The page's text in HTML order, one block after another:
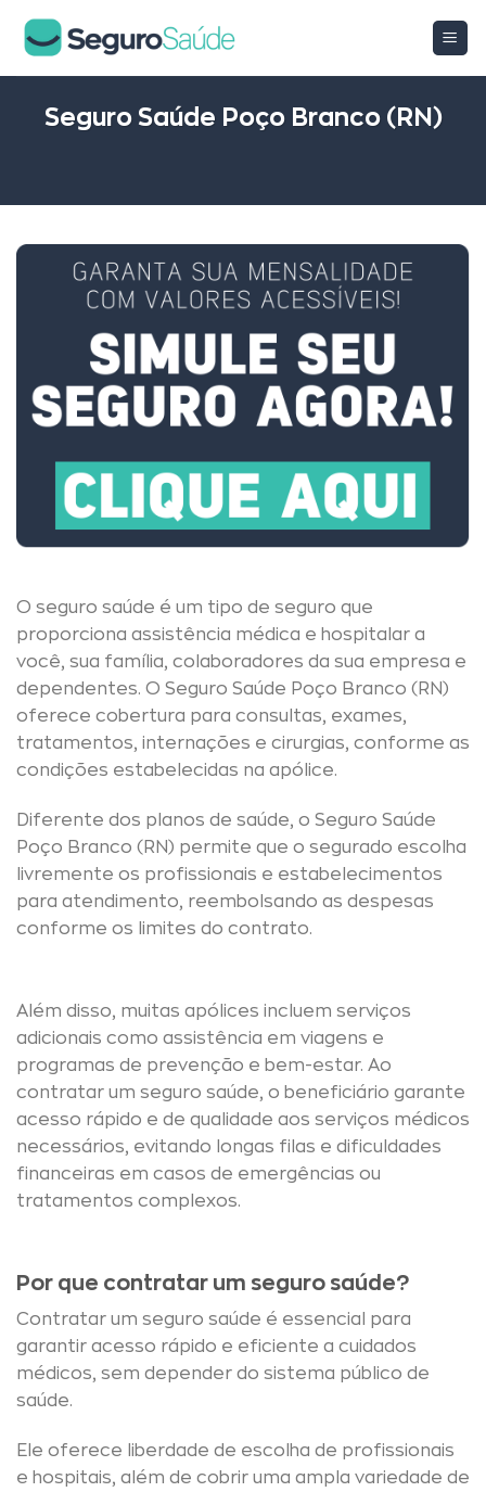
Seguro Saúde Poço Branco (RN)
O seguro saúde é um tipo de seguro que
proporciona assistência médica e hospitalar a
você, sua família, colaboradores da sua empresa e
dependentes. O Seguro Saúde Poço Branco (RN)
oferece cobertura para consultas, exames,
tratamentos, internações e cirurgias, conforme as
condições estabelecidas na apólice.
Diferente dos planos de saúde, o Seguro Saúde
Poço Branco (RN) permite que o segurado escolha
livremente os profissionais e estabelecimentos
para atendimento, reembolsando as despesas
conforme os limites do contrato.
Além disso, muitas apólices incluem serviços
adicionais como assistência em viagens e
programas de prevenção e bem-estar. Ao
contratar um seguro saúde, o beneficiário garante
acesso rápido e de qualidade aos serviços médicos
necessários, evitando longas filas e dificuldades
financeiras em casos de emergências ou
tratamentos complexos.
Por que contratar um seguro saúde?
Contratar um seguro saúde é essencial para
garantir acesso rápido e eficiente a cuidados
médicos, sem depender do sistema público de
saúde.
Ele oferece liberdade de escolha de profissionais
e hospitais, além de cobrir uma ampla variedade de